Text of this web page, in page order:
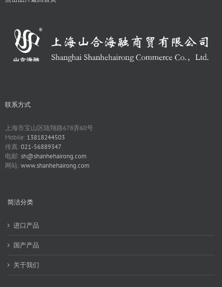
联系方式
上海市宝山区陆翔路678弄60号
Mobile: 13818244503
传真:021-56889347
电邮:sh@shanhehairong.com
网站:www.shanhehairong.com
简洁分类
进口产品
国产产品
关于我们